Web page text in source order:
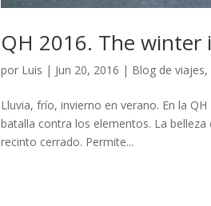
QH 2016. The winter
por Luis | Jun 20, 2016 | Blog de viajes,
Lluvia, frío, invierno en verano. En la
batalla contra los elementos. La
recinto cerrado. Permite...